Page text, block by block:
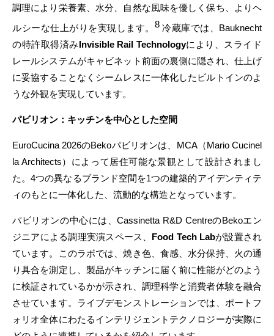
調理により栄養素、水分、自然な風味を優しく保ち、よりヘ
ルシーな仕上がりを実現します。 8冷蔵庫では、Bauknecht
の特許取得済みInvisible Rail Technologyにより、スライド
レールシステムがキャビネット前面の裏側に隠され、仕上げ
に妥協することなくシームレスに一体化したビルトインのよ
うな外観を実現しています。
パビリオン：キッチンを中心とした空間
EuroCucina 2026のBekoパビリオンは、MCA（Mario Cucinel
la Architects）によって居住可能な景観として設計されまし
た。4つの異なるブランド空間を1つの建築的アイデンティテ
ィのもとに一体化した、流動的な構造となっています。
パビリオンの中心には、Cassinetta R&D CentreのBekoエン
ジニアによる調理実演スペース、 Food Tech Labが設置され
ています。このラボでは、焼き色、食感、水分保持、火の通
り具合を測定し、製品がキッチンに届く前に性能がどのよう
に検証されているかが示され、調理科学と消費者体験を融合
させています。ライブデモンストレーションでは、ポートフ
ォリオ全体にわたるインテリジェントテクノロジーが実際に